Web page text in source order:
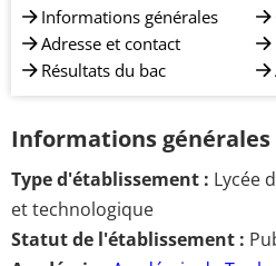
Informations générales
Adresse et contact
Résultats du bac
Informations générales
Type d'établissement : Lycée
et technologique
Statut de l'établissement :